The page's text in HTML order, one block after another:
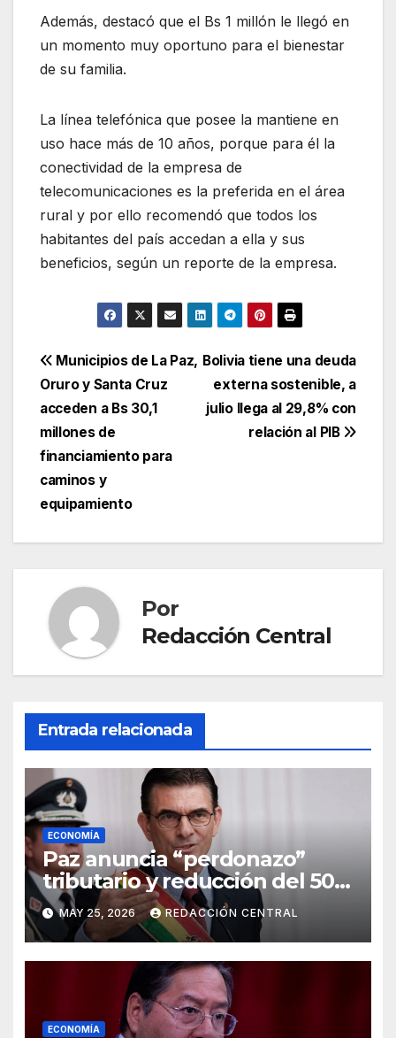
Además, destacó que el Bs 1 millón le llegó en
un momento muy oportuno para el bienestar
de su familia.
La línea telefónica que posee la mantiene en
uso hace más de 10 años, porque para él la
conectividad de la empresa de
telecomunicaciones es la preferida en el área
rural y por ello recomendó que todos los
habitantes del país accedan a ella y sus
beneficios, según un reporte de la empresa.
Navegación
de
entradas
Bolivia tiene una deuda
externa sostenible, a
julio llega al 29,8% con
relación al PIB
Municipios de La Paz,
Oruro y Santa Cruz
acceden a Bs 30,1
millones de
financiamiento para
caminos y
equipamiento
Por
Redacción Central
Entrada relacionada
ECONOMÍA
Paz anuncia “perdonazo”
tributario y reducción del 50%
al salario del Presidente y
ministros
MAY 25, 2026 REDACCIÓN CENTRAL
ECONOMÍA